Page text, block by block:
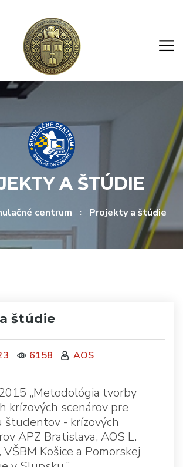
A ŠTÚDIE
centrum Projekty a štúdie
štúdie
6158 AOS
„Metodológia tvorby
krízových scenárov pre
študentov - krízových
APZ Bratislava, AOS L.
VŠBM Košice a Pomorskej